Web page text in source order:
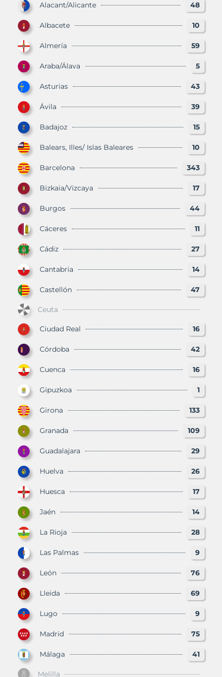
Alacant/Alicante 48
Albacete 10
Almería 59
Araba/Álava 5
Asturias 43
Ávila 39
Badajoz 15
Balears, Illes/ Islas Baleares 10
Barcelona 343
Bizkaia/Vizcaya 17
Burgos 44
Cáceres 11
Cádiz 27
Cantabria 14
Castellón 47
Ceuta
Ciudad Real 16
Córdoba 42
Cuenca 16
Gipuzkoa 1
Girona 133
Granada 109
Guadalajara 29
Huelva 26
Huesca 17
Jaén 14
La Rioja 28
Las Palmas 9
León 76
Lleida 69
Lugo 9
Madrid 75
Málaga 41
Melilla